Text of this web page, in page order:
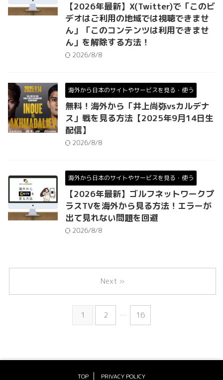
【2026年最新】X(Twitter)で「このビ
デオはご利用の地域では視聴できませ
ん」「このコンテンツは利用できませ
ん」を解除する方法！
2026/8/8
海外から日本のサイトやサービスを見る・使う
無料！海外から「井上尚弥vsカルデナ
ス」戦を見る方法【2025年9月14日生
配信】
2026/8/8
海外から日本のサイトやサービスを見る・使う
【2026年最新】ゴルフネットワークプ
ラスTVを海外から見る方法！エラーが
出て見れない問題を回避
2026/8/8
1 2 … 16
Next »
TOP PRIVACY POLICY